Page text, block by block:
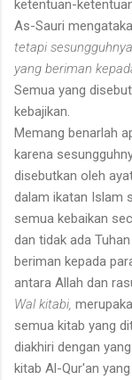
ketentuan-
As-Sauri
tetapi
yang beriman
Semua yang
kebajikan.
Memang benarlah
karena
disebutkan oleh
dalam ikatan Islam
semua kebaikan
dan tidak ada
beriman kepada
antara Allah dan
Wal kitabi,
semua kitab yang
diakhiri dengan
kitab Al-Qur'an